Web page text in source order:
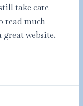
take care
read much
website.